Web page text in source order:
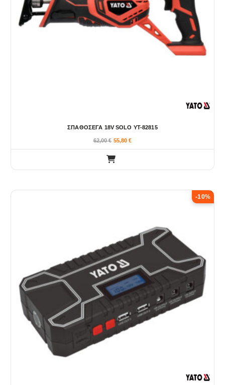
ΣΠΑΘΟΣΕΓΑ 18V SOLO YT-82815
62,00€ 55,80€
-10%